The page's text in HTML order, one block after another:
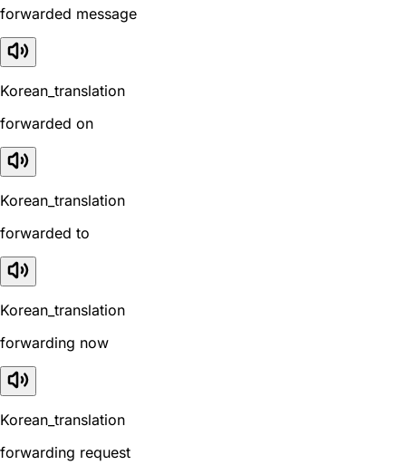
forwarded message
Korean_translation
forwarded on
Korean_translation
forwarded to
Korean_translation
forwarding now
Korean_translation
forwarding request